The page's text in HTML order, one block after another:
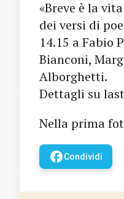
«Breve è la
dei versi di
14.15 a Fabio
Bianconi,
Alborghetti.
Dettagli su
Nella prima
facebookCondividi